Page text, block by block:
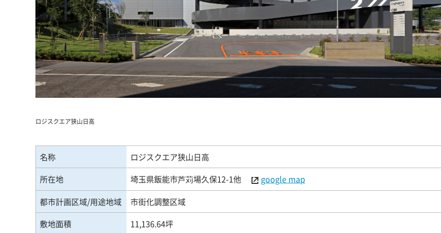
ロジスクエア狭山日高
名称
ロジスクエア狭山日高
所在地
埼玉県飯能市芦苅場久保12-1他
google map
都市計画区域/用途地域
市街化調整区域
敷地面積
11,136.64坪